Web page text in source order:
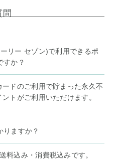
問
リー セゾン)で利用できるポ
すか？
ドのご利用で貯まった永久不
トがご利用いただけます。
りますか？
料込み・消費税込みです。